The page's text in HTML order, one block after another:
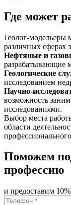
Где может
Геолог-модельеры
различных сферах
Нефтяные и
разрабатывающие
Геологические
исследованием
Научно-
возможность
исследованиями.
Выбор места
области
Поможем
профессию
и предоставим